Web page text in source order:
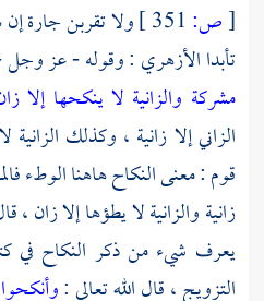
[ص:
ولا تقربن جارة
تأبداالأزهري : وقوله - عز
مشركة والزانية لا ينكحها
الزاني إلا زانية ، وكذلك
قوم : معنى النكاح هاهنا الوطء
زانية والزانية لا يطؤها إلا زان
يعرف شيء من ذكر النكاح في
التزويج ، قال الله تعالى :